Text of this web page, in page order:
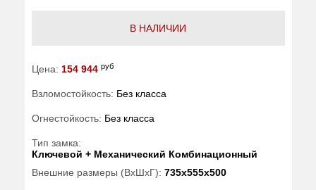
В НАЛИЧИИ
Цена: 154 944 руб
Взломостойкость: Без класса
Огнестойкость: Без класса
Тип замка:
Ключевой + Механический Комбинационный
Внешние размеры (ВхШхГ): 735x555x500